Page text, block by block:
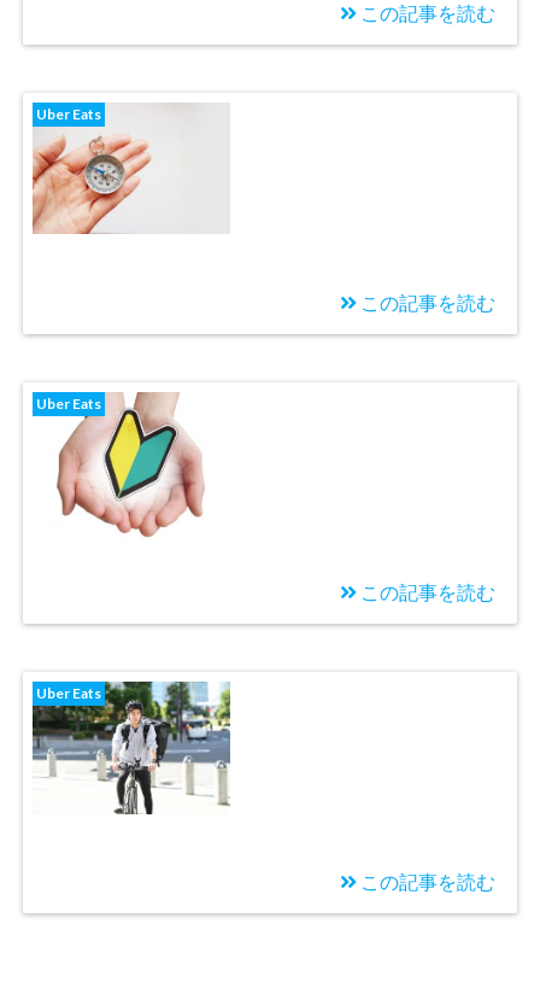
は稼ぎにくい
この記事を読む
Uber Eats
目】お客様の自宅はわ
かりづらい
この記事を読む
Uber Eats
目】Uber Eatsを初めて
やってみました
この記事を読む
Uber Eats
この記事を読む